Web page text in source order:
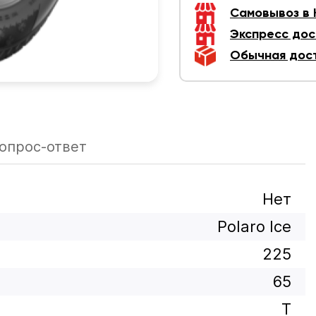
Самовывоз в
Экспресс
Обычная
ответ
Нет
Polaro Ice
225
65
T